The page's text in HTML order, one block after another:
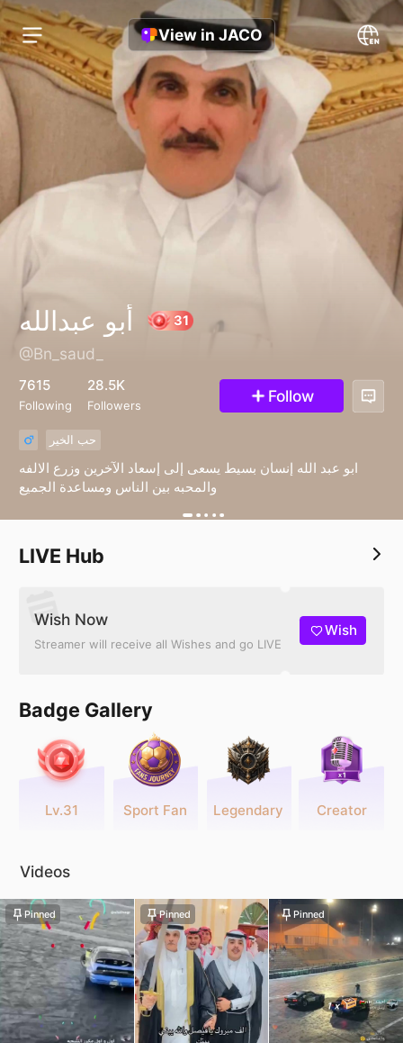
View in JACO
@Bn_saud_
7615
Following
28.5K
Followers Follow
حب الخير
ابو عبد الله إنسان بسيط يسعى إلى إسعاد الآخرين وزرع الالفه
والمحبه بين الناس ومساعدة الجميع
LIVE Hub
Wish Now
Streamer will receive all Wishes and go LIVE
Wish
Badge Gallery
Lv.31 Sport Fan Legendary Creator
Videos
Pinned Pinned Pinned